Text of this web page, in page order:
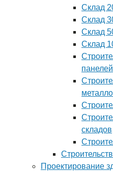
Склад
Склад
Склад
Склад
панелей
складов
Проектирование